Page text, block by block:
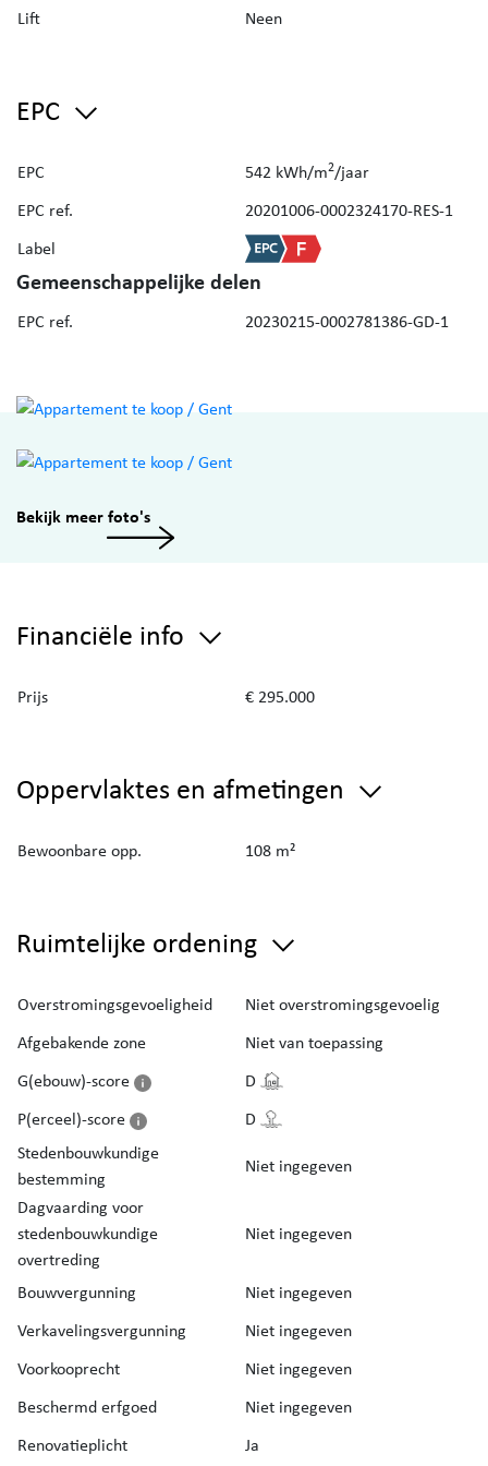
EPC: 542 kWh/m² per jaar
Lift
Neen
EPC
EPC 542 kWh/m2/jaar
EPC ref.
20201006-0002324170-RES-1
Label
Gemeenschappelijke delen
EPC ref. 20230215-0002781386-GD-1
Bekijk meer foto's
Financiële info
Prijs € 295.000
Oppervlaktes en afmetingen
Bewoonbare opp. 108 m²
Ruimtelijke ordening
Overstromingsgevoeligheid
Niet overstromingsgevoelig
Afgebakende zone
Niet van toepassing
G(ebouw)-score
D
P(erceel)-score
D
Stedenbouwkundige
bestemming
Niet ingegeven
Dagvaarding voor
stedenbouwkundige
overtreding
Niet ingegeven
Bouwvergunning
Niet ingegeven
Verkavelingsvergunning
Niet ingegeven
Voorkooprecht
Niet ingegeven
Beschermd erfgoed
Niet ingegeven
Renovatieplicht
Ja